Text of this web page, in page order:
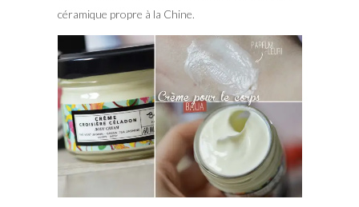
céramique propre à la Chine.